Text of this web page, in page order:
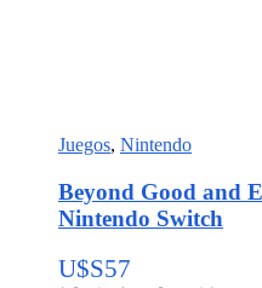
Juegos, Nintendo
Beyond Good and
Nintendo Switch
U$S57